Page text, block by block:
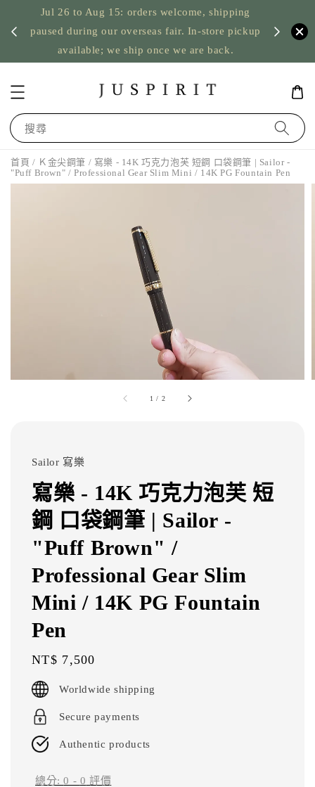
Jul 26 to Aug 15: orders welcome, shipping
paused during our overseas fair. In-store pickup
available; we ship once we are back.
US
搜尋
首頁 / Ｋ金尖鋼筆 / 寫樂 - 14K 巧克力泡芙 短鋼 口袋鋼筆 | Sailor -
"Puff Brown" / Professional Gear Slim Mini / 14K PG Fountain Pen
1 / 2
Sailor 寫樂
寫樂 - 14K 巧克力泡芙 短
鋼 口袋鋼筆 | Sailor -
"Puff Brown" /
Professional Gear Slim
Mini / 14K PG Fountain
Pen
Regular
price
NT$ 7,500
Worldwide shipping
Secure payments
Authentic products
總分:0 - 0 評價